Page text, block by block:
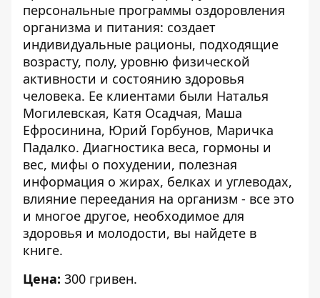
персональные программы оздоровления
организма и питания: создает
индивидуальные рационы, подходящие
возрасту, полу, уровню физической
активности и состоянию здоровья
человека. Ее клиентами были Наталья
Могилевская, Катя Осадчая, Маша
Ефросинина, Юрий Горбунов, Маричка
Падалко. Диагностика веса, гормоны и
вес, мифы о похудении, полезная
информация о жирах, белках и углеводах,
влияние переедания на организм - все это
и многое другое, необходимое для
здоровья и молодости, вы найдете в
книге.
Цена: 300 гривен.